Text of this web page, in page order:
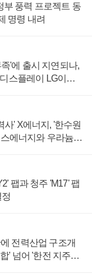
부 풍력 프로젝트 동
명령 내려
'에 출시 지연되나,
스플레이 LG이노
사' X에너지, '한수원
에너지와 우라늄
팹과 청주 'M17' 팹
전력산업 구조개
' 넘어 '한전 지주사'